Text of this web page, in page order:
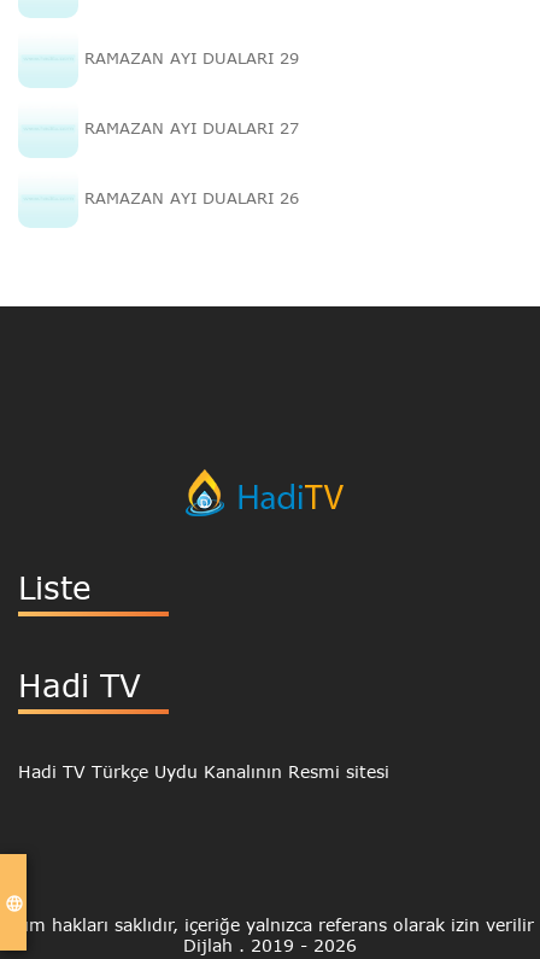
language
RAMAZAN AYI DUALARI 29
RAMAZAN AYI DUALARI 27
RAMAZAN AYI DUALARI 26
Liste
Hadi TV
Hadi TV Türkçe Uydu Kanalının Resmi sitesi
Tüm hakları saklıdır, içeriğe yalnızca referans olarak izin verilir
Dijlah . 2019 - 2026